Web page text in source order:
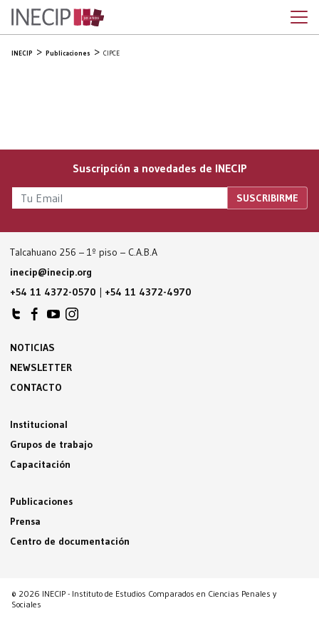
INECIP Publicaciones CIPCE
Suscripción a novedades de INECIP
Talcahuano 256 – 1º piso – C.A.B.A
inecip@inecip.org
+54 11 4372-0570 | +54 11 4372-4970
NOTICIAS
NEWSLETTER
CONTACTO
Institucional
Grupos de trabajo
Capacitación
Publicaciones
Prensa
Centro de documentación
© 2026 INECIP - Instituto de Estudios Comparados en Ciencias Penales y
Sociales